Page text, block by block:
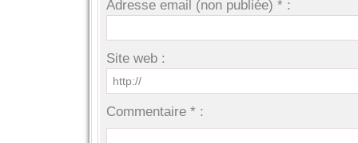
Adresse email (non publiée) * :
Site web :
Commentaire * :